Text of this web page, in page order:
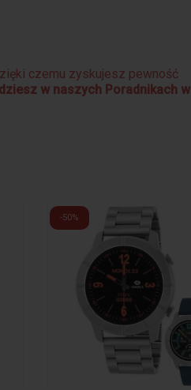
czemu zyskujesz pewność
w naszych Poradnikach w
-50%